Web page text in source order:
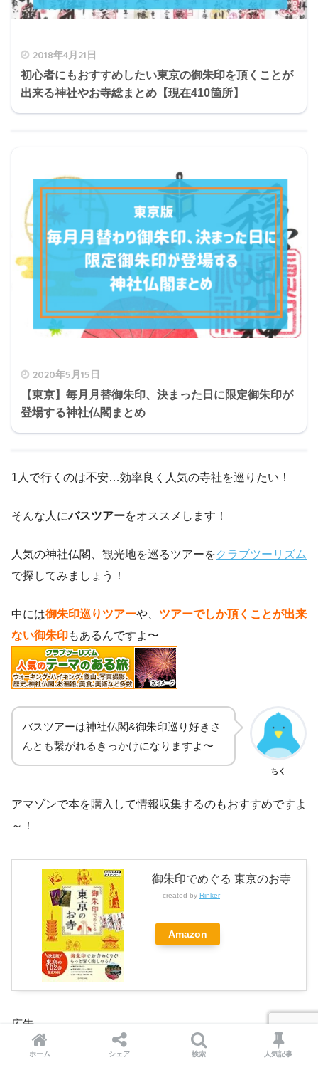
2018年4月21日
初心者にもおすすめしたい東京の御朱印を頂くことが
出来る神社やお寺総まとめ【現在410箇所】
2020年5月15日
【東京】毎月月替御朱印、決まった日に限定御朱印が
登場する神社仏閣まとめ
1人で行くのは不安…効率良く人気の寺社を巡りたい！
そんな人にバスツアーをオススメします！
人気の神社仏閣、観光地を巡るツアーをクラブツーリズム
で探してみましょう！
中には御朱印巡りツアーや、 ツアーでしか頂くことが出来
ない御朱印もあるんですよ〜
バスツアーは神社仏閣&御朱印巡り好きさ
んとも繋がれるきっかけになりますよ〜
ちく
アマゾンで本を購入して情報収集するのもおすすめですよ
～！
御朱印でめぐる 東京のお寺
created by Rinker
Amazon
広告
ホーム シェア 検索 人気記事